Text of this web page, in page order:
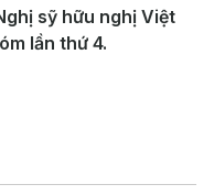
sỹ hữu nghị Việt
lần thứ 4.​